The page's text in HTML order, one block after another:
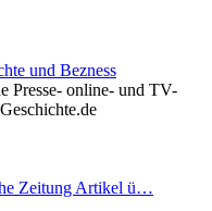
und Bezness
Presse- online- und TV-
Zeitung Artikel ü…